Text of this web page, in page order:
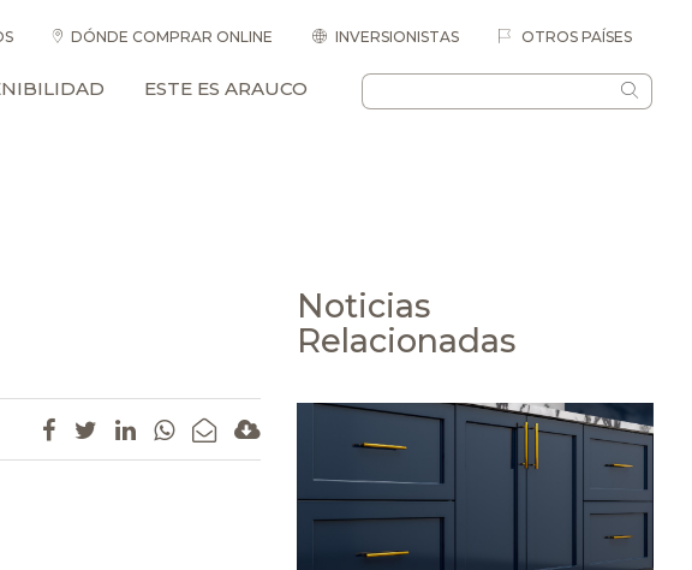
DÓNDE COMPRAR ONLINE INVERSIONISTAS OTROS PAÍSES
ESTE ES ARAUCO
Noticias
Relacionadas